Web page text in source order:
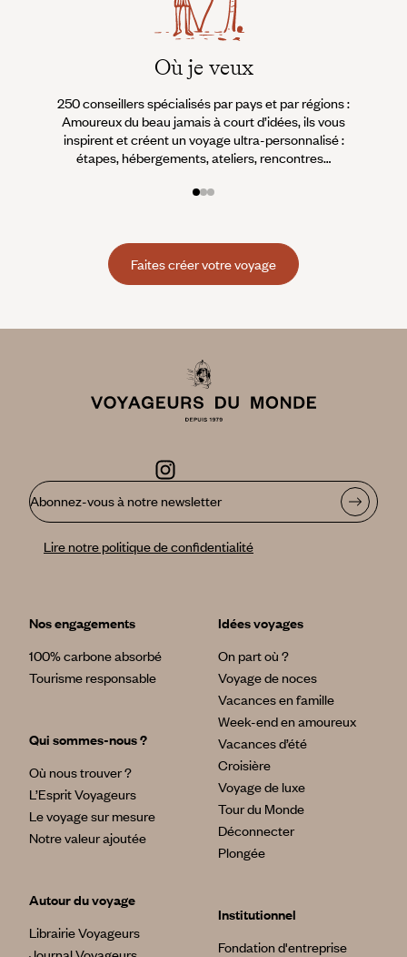
Où je veux
250 conseillers spécialisés par pays et par régions :
Amoureux du beau jamais à court d’idées, ils vous
inspirent et créent un voyage ultra-personnalisé :
étapes, hébergements, ateliers, rencontres…
Faites créer votre voyage
Abonnez-vous à notre newsletter
Lire notre politique de confidentialité
Nos engagements
100% carbone absorbé
Tourisme responsable
Qui sommes-nous ?
Où nous trouver ?
L’Esprit Voyageurs
Le voyage sur mesure
Notre valeur ajoutée
Autour du voyage
Librairie Voyageurs
Idées voyages
On part où ?
Voyage de noces
Vacances en famille
Week-end en amoureux
Vacances d’été
Croisière
Voyage de luxe
Tour du Monde
Déconnecter
Plongée
Institutionnel
Fondation d'entreprise